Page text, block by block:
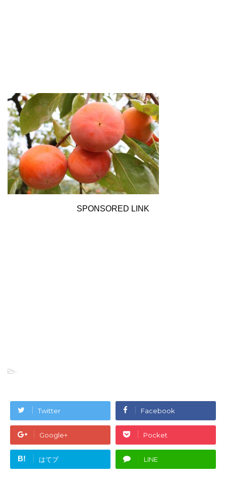
SPONSORED LINK
-
Twitter Facebook
Google+ Pocket
B! はてブ LINE